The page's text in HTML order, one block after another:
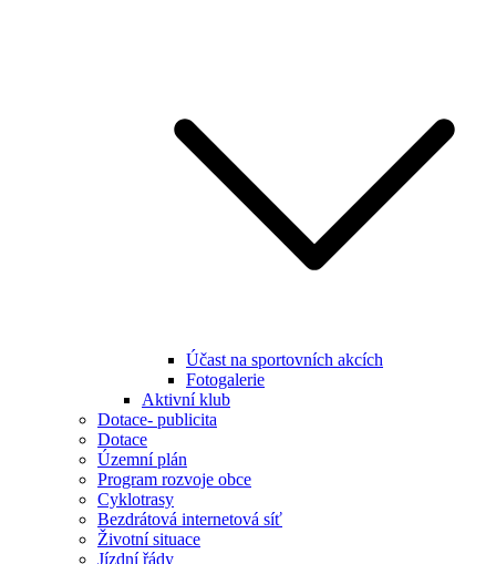
Účast na sportovních akcích
Fotogalerie
Aktivní klub
Dotace- publicita
Dotace
Územní plán
Program rozvoje obce
Cyklotrasy
Bezdrátová internetová síť
Životní situace
Jízdní řády